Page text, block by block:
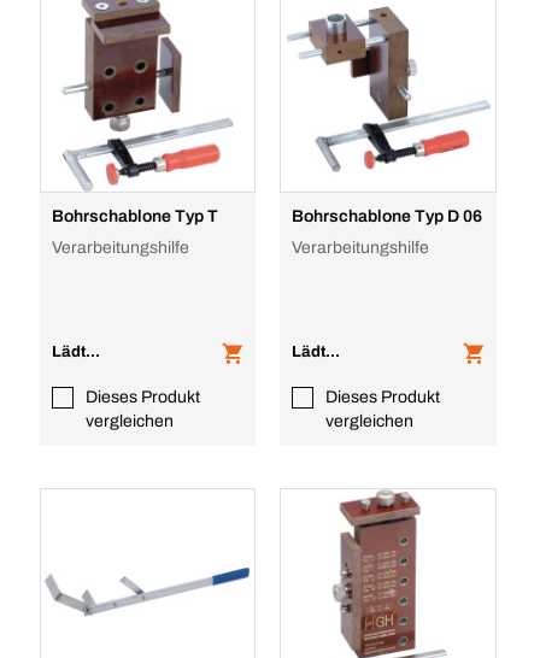
Bohrschablone Typ T
Verarbeitungshilfe
Lädt...
Dieses Produkt
vergleichen
Bohrschablone Typ D 06
Verarbeitungshilfe
Lädt...
Dieses Produkt
vergleichen